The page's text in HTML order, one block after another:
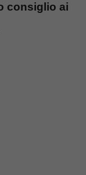
consiglio ai